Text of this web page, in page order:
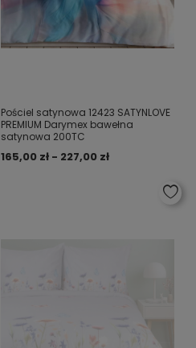
Pościel satynowa 12423 SATYNLOVE
PREMIUM Darymex bawełna
satynowa 200TC
165,00 zł - 227,00 zł